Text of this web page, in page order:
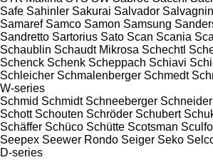
Safe Sahinler Sakurai Salvador
Samaref Samco Samon Samsung
Sandretto Sartorius Sato Scan Scania
Schaublin Schaudt Mikrosa Schechtl
Schenck Schenk Scheppach Schiavi
Schleicher Schmalenberger Schmedt
W-series
Schmid Schmidt Schneeberger
Schott Schouten Schröder Schubert
Schäffer Schüco Schütte Scotsman
Seepex Seewer Rondo Seiger Seko
D-series